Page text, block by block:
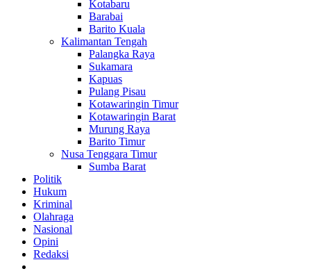
Kotabaru
Barabai
Barito Kuala
Kalimantan Tengah
Palangka Raya
Sukamara
Kapuas
Pulang Pisau
Kotawaringin Timur
Kotawaringin Barat
Murung Raya
Barito Timur
Nusa Tenggara Timur
Sumba Barat
Politik
Hukum
Kriminal
Olahraga
Nasional
Opini
Redaksi